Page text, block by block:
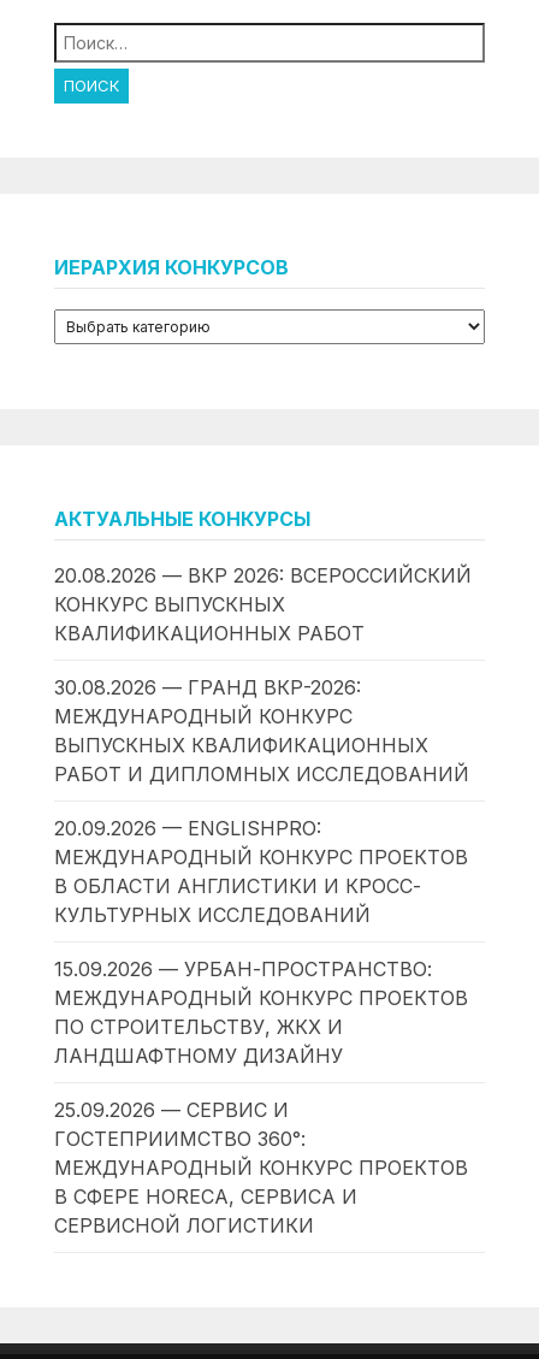
Найти:
ИЕРАРХИЯ КОНКУРСОВ
АКТУАЛЬНЫЕ КОНКУРСЫ
20.08.2026 — ВКР 2026: ВСЕРОССИЙСКИЙ
КОНКУРС ВЫПУСКНЫХ
КВАЛИФИКАЦИОННЫХ РАБОТ
30.08.2026 — ГРАНД ВКР-2026:
МЕЖДУНАРОДНЫЙ КОНКУРС
ВЫПУСКНЫХ КВАЛИФИКАЦИОННЫХ
РАБОТ И ДИПЛОМНЫХ ИССЛЕДОВАНИЙ
20.09.2026 — ENGLISHPRO:
МЕЖДУНАРОДНЫЙ КОНКУРС ПРОЕКТОВ
В ОБЛАСТИ АНГЛИСТИКИ И КРОСС-
КУЛЬТУРНЫХ ИССЛЕДОВАНИЙ
15.09.2026 — УРБАН-ПРОСТРАНСТВО:
МЕЖДУНАРОДНЫЙ КОНКУРС ПРОЕКТОВ
ПО СТРОИТЕЛЬСТВУ, ЖКХ И
ЛАНДШАФТНОМУ ДИЗАЙНУ
25.09.2026 — СЕРВИС И
ГОСТЕПРИИМСТВО 360°:
МЕЖДУНАРОДНЫЙ КОНКУРС ПРОЕКТОВ
В СФЕРЕ HORECA, СЕРВИСА И
СЕРВИСНОЙ ЛОГИСТИКИ